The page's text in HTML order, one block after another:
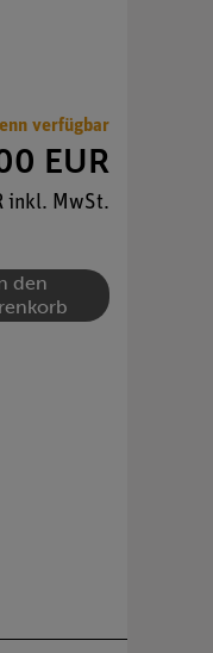
verfügbar
EUR
inkl. MwSt.
den